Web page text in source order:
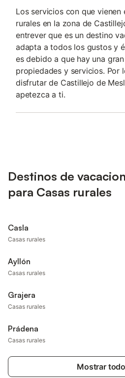
Los servicios con que vienen
rurales en la zona de
entrever que es un destino
adapta a todos los gustos y
es debido a que hay una
propiedades y servicios. Por
disfrutar de Castillejo de
apetezca a ti.
Destinos de
para Casas rurales
Casla
Casas rurales
Ayllón
Casas rurales
Grajera
Casas rurales
Prádena
Casas rurales
Mostrar